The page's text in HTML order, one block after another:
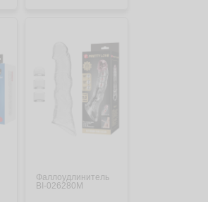
Фаллоудлинитель
BI-026280M